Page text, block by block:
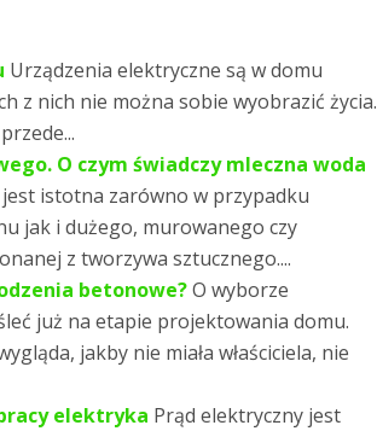
Urządzenia elektryczne są w domu
z nich nie można sobie wyobrazić życia.
O czym świadczy mleczna woda
istotna zarówno w przypadku
jak i dużego, murowanego czy
z tworzywa sztucznego....
betonowe?O wyborze
już na etapie projektowania domu.
jakby nie miała właściciela, nie
elektryka Prąd elektryczny jest